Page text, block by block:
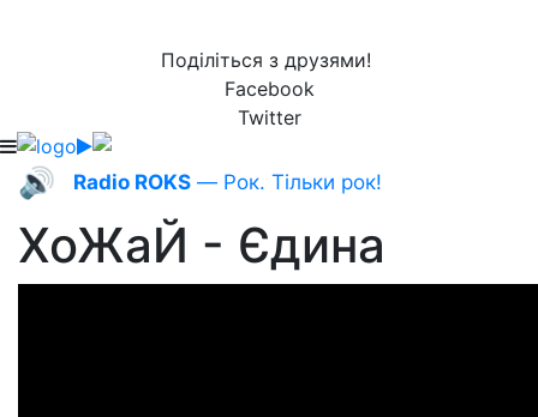
Поділіться з друзями!
Facebook
Twitter
🔊 Radio ROKS — Рок. Тільки рок!
ХоЖаЙ - Єдина